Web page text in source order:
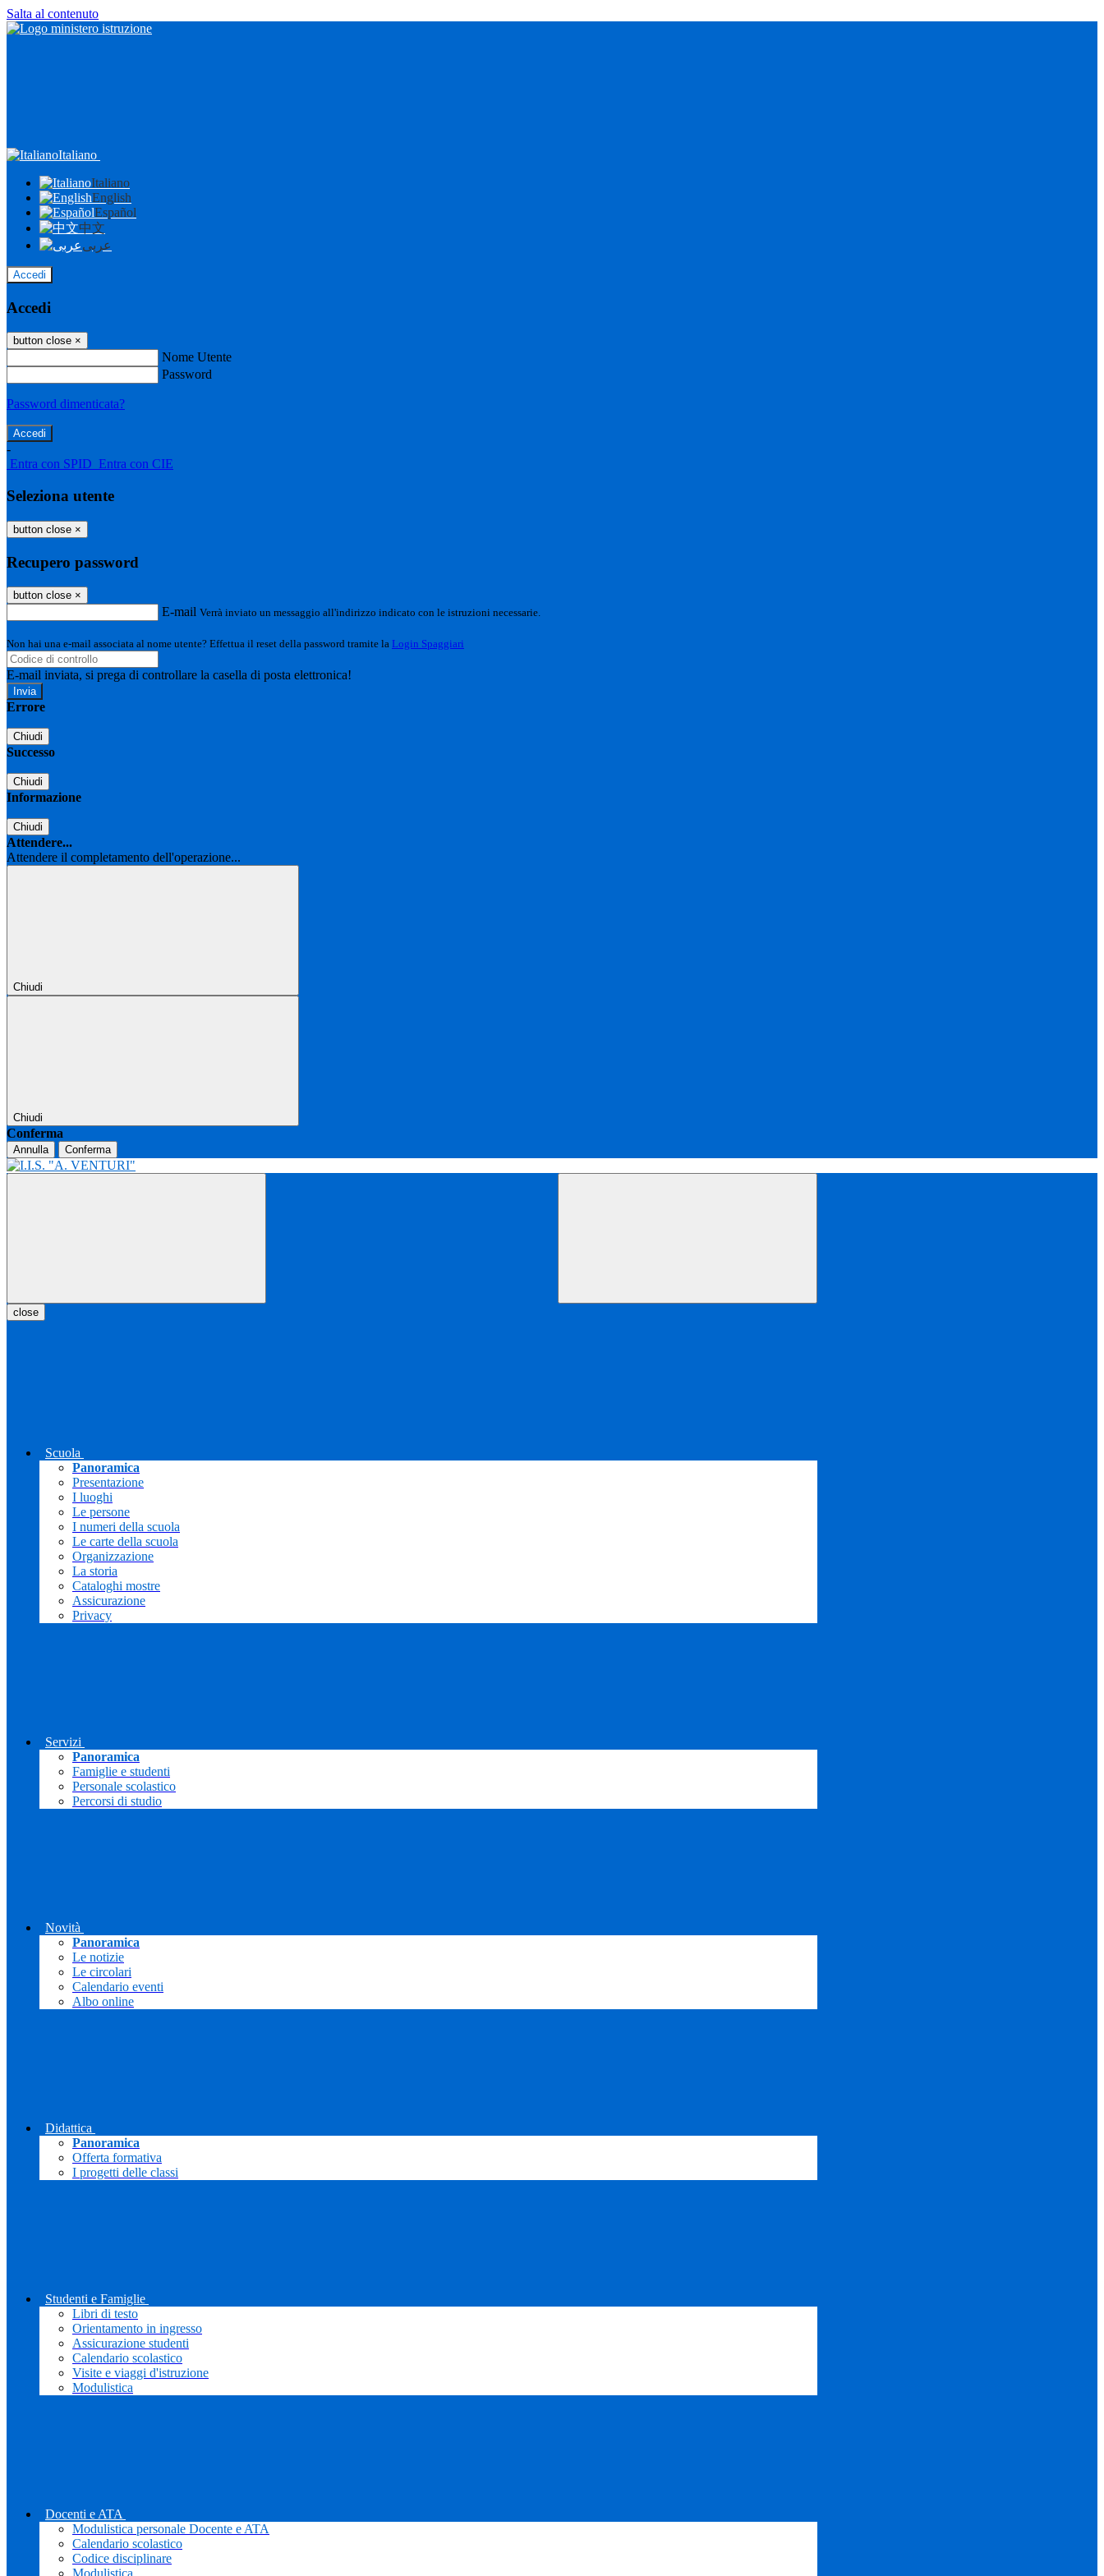
Salta al contenuto
Italiano
Italiano
English
Español
中文
عربى
Accedi
Accedi
button close ×
Nome Utente
Password
Password dimenticata?
-
Entra con SPID Entra con CIE
Seleziona utente
button close ×
Recupero password
button close ×
E-mail Verrà inviato un messaggio all'indirizzo indicato con le istruzioni necessarie.
Non hai una e-mail associata al nome utente? Effettua il reset della password tramite la Login Spaggiari
E-mail inviata, si prega di controllare la casella di posta elettronica!
Errore
Chiudi
Successo
Chiudi
Informazione
Chiudi
Attendere...
Attendere il completamento dell'operazione...
Chiudi
Chiudi
Conferma
Annulla Conferma
close
Scuola
Panoramica
Presentazione
I luoghi
Le persone
I numeri della scuola
Le carte della scuola
Organizzazione
La storia
Cataloghi mostre
Assicurazione
Privacy
Servizi
Panoramica
Famiglie e studenti
Personale scolastico
Percorsi di studio
Novità
Panoramica
Le notizie
Le circolari
Calendario eventi
Albo online
Didattica
Panoramica
Offerta formativa
I progetti delle classi
Studenti e Famiglie
Libri di testo
Orientamento in ingresso
Assicurazione studenti
Calendario scolastico
Visite e viaggi d'istruzione
Modulistica
Docenti e ATA
Modulistica personale Docente e ATA
Calendario scolastico
Codice disciplinare